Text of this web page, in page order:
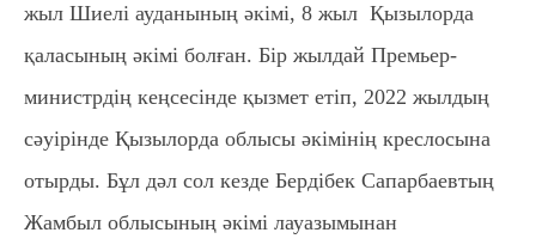
жыл Шиелі ауданының әкімі, 8 жыл Қызылорда
қаласының әкімі болған. Бір жылдай Премьер-
министрдің кеңсесінде қызмет етіп, 2022 жылдың
сәуірінде Қызылорда облысы әкімінің креслосына
отырды. Бұл дәл сол кезде Бердібек Сапарбаевтың
Жамбыл облысының әкімі лауазымынан